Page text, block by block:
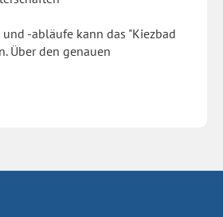
-abläufe kann das "Kiezbad
Über den genauen